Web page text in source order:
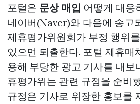
포털은 문상 매입 어떻게 대응
네이버(Naver)와 다음에 송고
제휴평가위원회가 부정 행위
있으면 퇴출한다. 포털 제휴매
용해 부당한 광고 기사를 내보
휴평가위는 관련 규정을 준비
규정은 기사로 위장한 홍보를